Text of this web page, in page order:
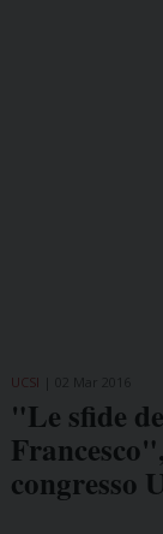
UCSI
"Le sfide
congresso